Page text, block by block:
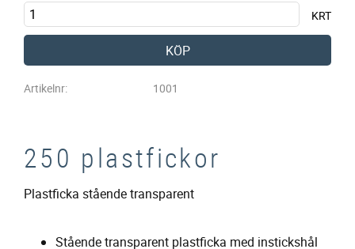
KRT
KÖP
Artikelnr 1001
250 plastfickor
Plastficka stående transparent
Stående transparent plastficka med instickshål